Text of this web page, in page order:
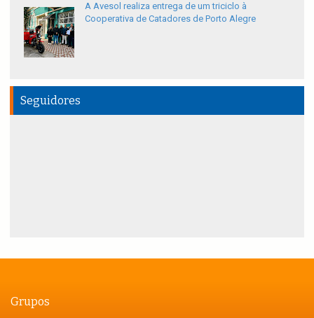
A Avesol realiza entrega de um triciclo à
Cooperativa de Catadores de Porto Alegre
Seguidores
Grupos